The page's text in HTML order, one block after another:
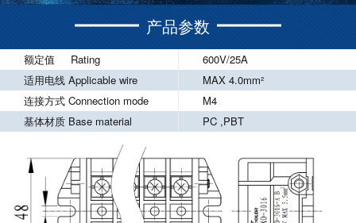
产品参数
额定值 Rating
600V/25A
适用电线 Applicable wire
MAX 4.0mm²
连接方式 Connection mode
M4
基体材质 Base material
PC ,PBT